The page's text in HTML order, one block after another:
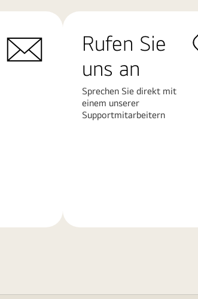
Rufen Sie
uns an
Sprechen Sie direkt mit
einem unserer
Supportmitarbeitern